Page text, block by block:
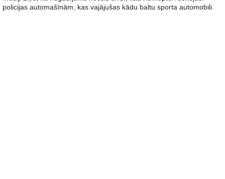
policijas automašīnām, kas vajājušas kādu baltu sporta automobili.